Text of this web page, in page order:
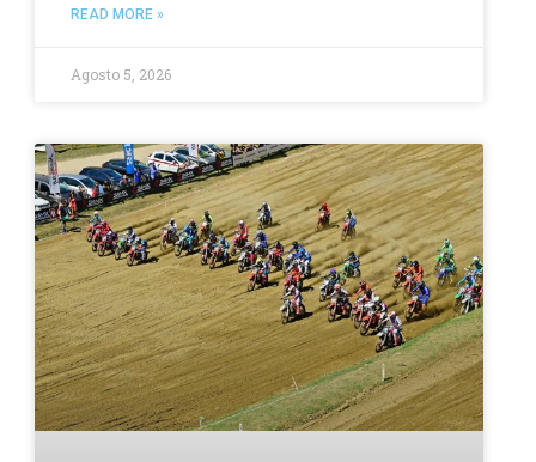
READ MORE »
Agosto 5, 2026